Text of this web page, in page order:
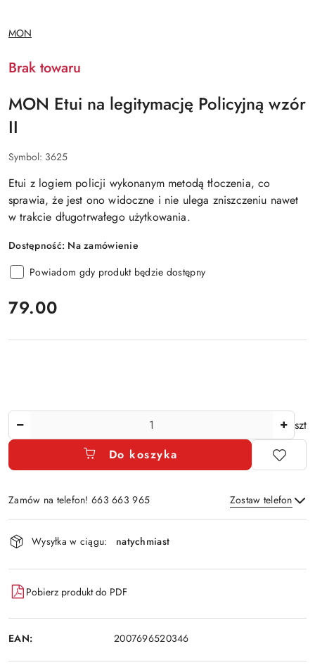
NAZWA
PRODUCENTA:
MON
Brak towaru
MON Etui na legitymację Policyjną wzór
II
Symbol: 3625
Etui z logiem policji wykonanym metodą tłoczenia, co
sprawia, że jest ono widoczne i nie ulega zniszczeniu nawet
w trakcie długotrwałego użytkowania.
Dostępność: Na zamówienie
Powiadom gdy produkt będzie dostępny
cena:
79.00
szt
Do koszyka
Zamów na telefon! 663 663 965 Zostaw telefon
Dostępność
i
dostawa
Wysyłka w ciągu: natychmiast
Pobierz produkt do PDF
EAN: 2007696520346